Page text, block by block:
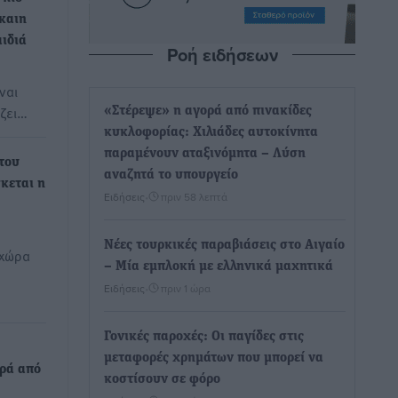
η
από
Ροή ειδήσεων
«Στέρεψε» η αγορά από πινακίδες
κυκλοφορίας: Χιλιάδες αυτοκίνητα
παραμένουν αταξινόμητα – Λύση
αναζητά το υπουργείο
Ειδήσεις πριν 58 λεπτά
Νέες τουρκικές παραβιάσεις στο Αιγαίο
– Μία εμπλοκή με ελληνικά μαχητικά
Ειδήσεις πριν 1 ώρα
Γονικές παροχές: Οι παγίδες στις
μεταφορές χρημάτων που μπορεί να
κοστίσουν σε φόρο